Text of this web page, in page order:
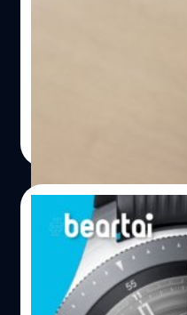
Samsung เตรียมเปิดตั
ต่อจากนี้ แต่ดันมีข่าวหลุ
นี่เอง รวมทั้งได้หลุดบนเ
ด้วย แต่ล่าสุดข้อมูลไปหลุ
พร้อมรูปภาพตัวเครื่อง
นี้ Galaxy Watch 3 จะ
โดยจากภาพที่หลุดออกม
Watch รุ่นนี้จะมีการใช้ตั
GPS และสามารถกันน้ำไ
10 นาที นอกจากนี้ยังมีรา
อัตราการเต้นของหัวใจ ค
อีกทั้ง Galaxy Watch 3
|
07/06/2020
หลุดข้อมูล
41มม. และ 45มม.
Note 20 สิงหาคมนี้